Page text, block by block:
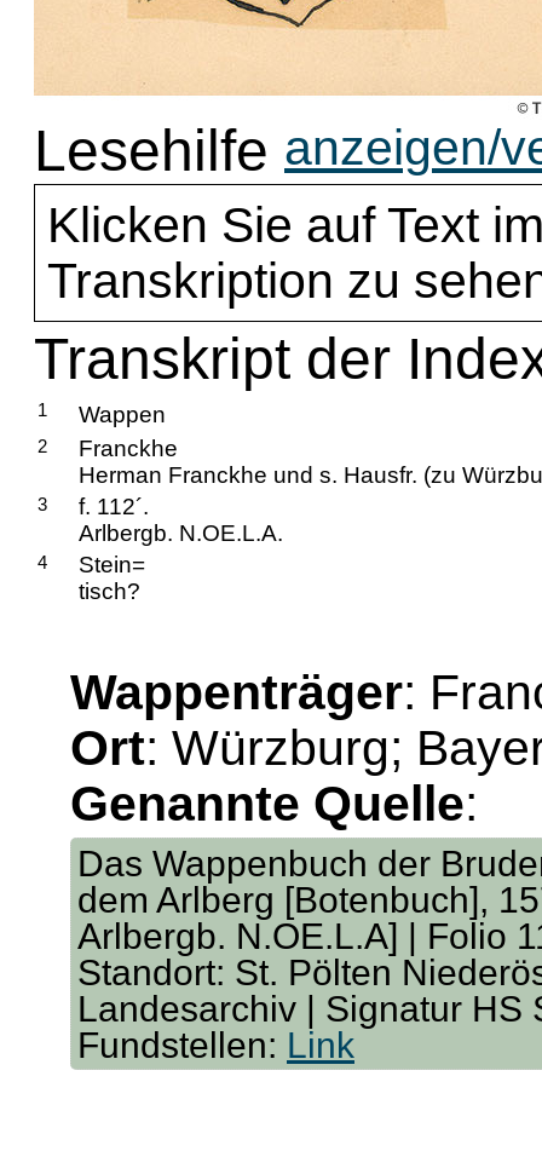
Lesehilfe anzeigen/
Klicken Sie auf Text
Transkription zu
Transkript der
1 Wappen
2
Franckhe
Herman Franckhe und s. Hausfr. (zu
3
f. 112´.
Arlbergb. N.OE.L.A.
4
Stein=
tisch?
Wappenträger:
Ort: Würzburg;
Genannte Quelle:
Das Wappenbuch der
dem Arlberg [Botenbuch],
Arlbergb. N.OE.L.A] | Folio
Standort: St. Pölten
Landesarchiv | Signatur HS
Fundstellen: Link